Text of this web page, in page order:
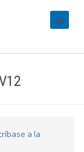
a la